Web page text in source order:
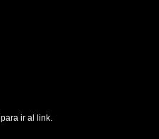
para ir al link.